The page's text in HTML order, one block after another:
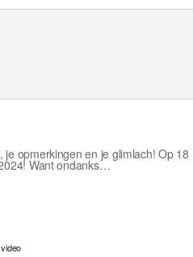
opmerkingen en je glimlach! Op 18
Want ondanks…
video